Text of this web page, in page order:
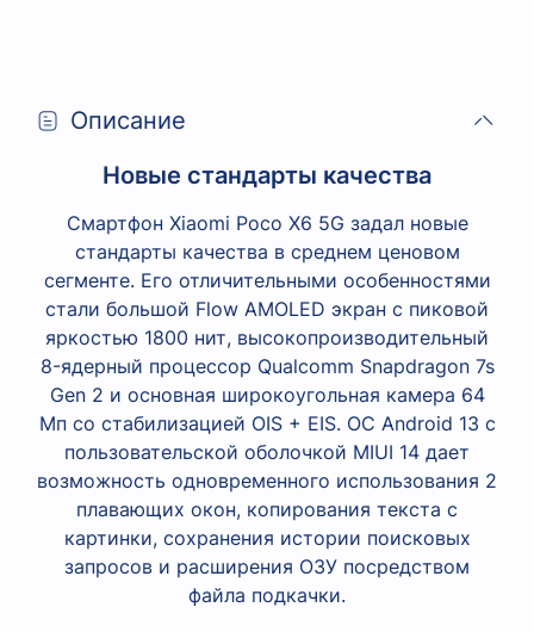
Описание
Новые стандарты качества
Смартфон Xiaomi Poco X6 5G задал новые
стандарты качества в среднем ценовом
сегменте. Его отличительными особенностями
стали большой Flow AMOLED экран с пиковой
яркостью 1800 нит, высокопроизводительный
8-ядерный процессор Qualcomm Snapdragon 7s
Gen 2 и основная широкоугольная камера 64
Мп со стабилизацией OIS + EIS. ОС Android 13 с
пользовательской оболочкой MIUI 14 дает
возможность одновременного использования 2
плавающих окон, копирования текста с
картинки, сохранения истории поисковых
запросов и расширения ОЗУ посредством
файла подкачки.